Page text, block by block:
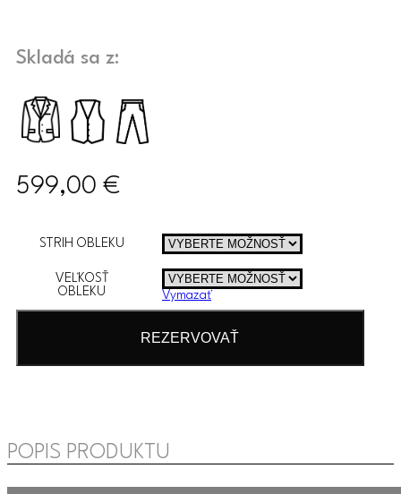
Skladá sa z:
599,00 €
STRIH OBLEKU
VEĽKOSŤ
OBLEKU
Vymazať
množstvo
REZERVOVAŤ
POPIS PRODUKTU